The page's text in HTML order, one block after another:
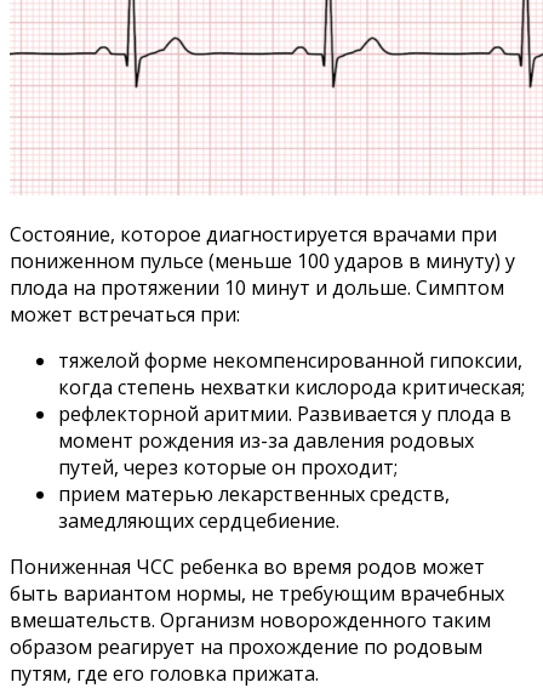
Состояние, которое диагностируется врачами при
пониженном пульсе (меньше 100 ударов в минуту) у
плода на протяжении 10 минут и дольше. Симптом
может встречаться при:
тяжелой форме некомпенсированной гипоксии,
когда степень нехватки кислорода критическая;
рефлекторной аритмии. Развивается у плода в
момент рождения из-за давления родовых
путей, через которые он проходит;
прием матерью лекарственных средств,
замедляющих сердцебиение.
Пониженная ЧСС ребенка во время родов может
быть вариантом нормы, не требующим врачебных
вмешательств. Организм новорожденного таким
образом реагирует на прохождение по родовым
путям, где его головка прижата.